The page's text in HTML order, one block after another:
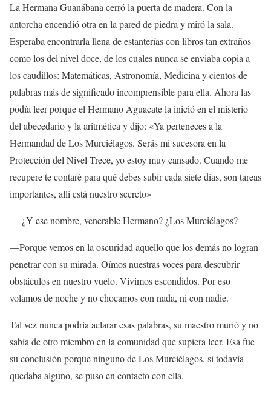
La Hermana Guanábana cerró la puerta de madera. Con la
antorcha encendió otra en la pared de piedra y miró la sala.
Esperaba encontrarla llena de estanterías con libros tan extraños
como los del nivel doce, de los cuales nunca se enviaba copia a
los caudillos: Matemáticas, Astronomía, Medicina y cientos de
palabras más de significado incomprensible para ella. Ahora las
podía leer porque el Hermano Aguacate la inició en el misterio
del abecedario y la aritmética y dijo: «Ya perteneces a la
Hermandad de Los Murciélagos. Serás mi sucesora en la
Protección del Nivel Trece, yo estoy muy cansado. Cuando me
recupere te contaré para qué debes subir cada siete días, son tareas
importantes, allí está nuestro secreto»
— ¿Y ese nombre, venerable Hermano? ¿Los Murciélagos?
—Porque vemos en la oscuridad aquello que los demás no logran
penetrar con su mirada. Oímos nuestras voces para descubrir
obstáculos en nuestro vuelo. Vivimos escondidos. Por eso
volamos de noche y no chocamos con nada, ni con nadie.
Tal vez nunca podría aclarar esas palabras, su maestro murió y no
sabía de otro miembro en la comunidad que supiera leer. Esa fue
su conclusión porque ninguno de Los Murciélagos, si todavía
quedaba alguno, se puso en contacto con ella.